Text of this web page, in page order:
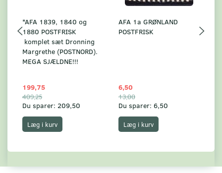
*AFA 1839, 1840 og
1880 POSTFRISK
komplet sæt Dronning
Margrethe (POSTNORD).
MEGA SJÆLDNE!!!
199,75
409,25
Du sparer: 209,50
Læg i kurv
AFA 1a GRØNLAND
POSTFRISK
6,50
13,00
Du sparer: 6,50
Læg i kurv